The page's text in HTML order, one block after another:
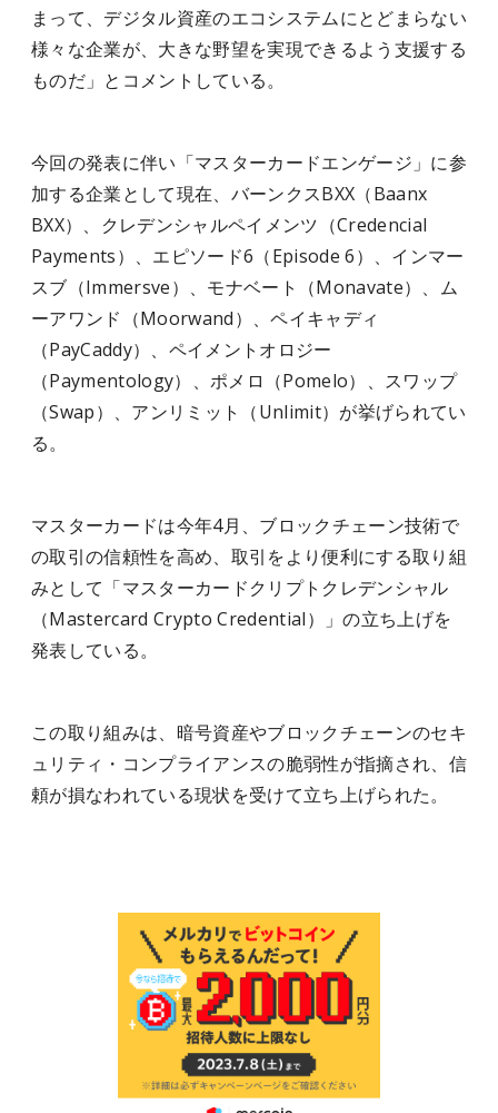
まって、デジタル資産のエコシステムにとどまらない
様々な企業が、大きな野望を実現できるよう支援する
ものだ」とコメントしている。
今回の発表に伴い「マスターカードエンゲージ」に参
加する企業として現在、バーンクスBXX（Baanx
BXX）、クレデンシャルペイメンツ（Credencial
Payments）、エピソード6（Episode 6）、インマー
スブ（Immersve）、モナベート（Monavate）、ム
ーアワンド（Moorwand）、ペイキャディ
（PayCaddy）、ペイメントオロジー
（Paymentology）、ポメロ（Pomelo）、スワップ
（Swap）、アンリミット（Unlimit）が挙げられてい
る。
マスターカードは今年4月、ブロックチェーン技術で
の取引の信頼性を高め、取引をより便利にする取り組
みとして「マスターカードクリプトクレデンシャル
（Mastercard Crypto Credential）」の立ち上げを
発表している。
この取り組みは、暗号資産やブロックチェーンのセキ
ュリティ・コンプライアンスの脆弱性が指摘され、信
頼が損なわれている現状を受けて立ち上げられた。